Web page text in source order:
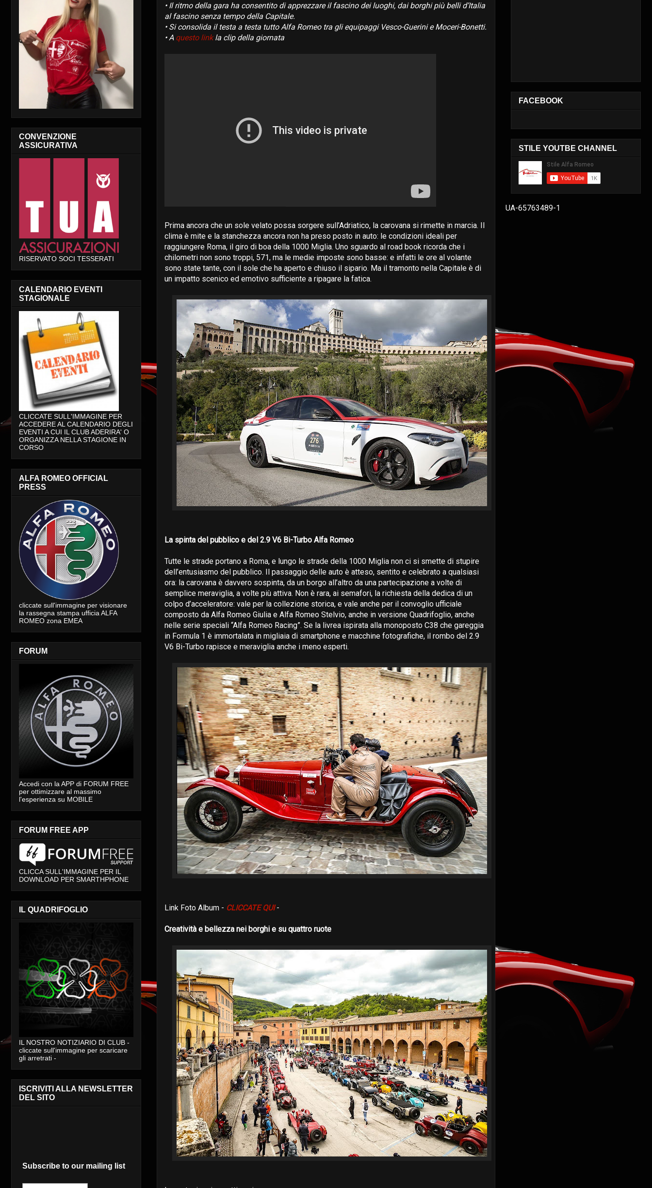
• Il ritmo della gara ha consentito di apprezzare il fascino dei luoghi, dai borghi più belli d’Italia
al fascino senza tempo della Capitale.
• Si consolida il testa a testa tutto Alfa Romeo tra gli equipaggi Vesco-Guerini e Moceri-Bonetti.
• A questo linkla clip della giornata
Prima ancora che un sole velato possa sorgere sull’Adriatico, la carovana si rimette in marcia. Il
clima è mite e la stanchezza ancora non ha preso posto in auto: le condizioni ideali per
raggiungere Roma, il giro di boa della 1000 Miglia. Uno sguardo al road book ricorda che i
chilometri non sono troppi, 571, ma le medie imposte sono basse: e infatti le ore al volante
sono state tante, con il sole che ha aperto e chiuso il sipario. Ma il tramonto nella Capitale è di
un impatto scenico ed emotivo sufficiente a ripagare la fatica.
La spinta del pubblico e del 2.9 V6 Bi-Turbo Alfa Romeo
Tutte le strade portano a Roma, e lungo le strade della 1000 Miglia non ci si smette di stupire
dell’entusiasmo del pubblico. Il passaggio delle auto è atteso, sentito e celebrato a qualsiasi
ora: la carovana è davvero sospinta, da un borgo all’altro da una partecipazione a volte di
semplice meraviglia, a volte più attiva. Non è rara, ai semafori, la richiesta della dedica di un
colpo d’acceleratore: vale per la collezione storica, e vale anche per il convoglio ufficiale
composto da Alfa Romeo Giulia e Alfa Romeo Stelvio, anche in versione Quadrifoglio, anche
nelle serie speciali “Alfa Romeo Racing”. Se la livrea ispirata alla monoposto C38 che gareggia
in Formula 1 è immortalata in migliaia di smartphone e macchine fotografiche, il rombo del 2.9
V6 Bi-Turbo rapisce e meraviglia anche i meno esperti.
Link Foto Album - CLICCATE QUI-
Creatività e bellezza nei borghi e su quattro ruote
CONVENZIONE
ASSICURATIVA
RISERVATO SOCI TESSERATI
CALENDARIO EVENTI
STAGIONALE
CLICCATE SULL'IMMAGINE PER
ACCEDERE AL CALENDARIO DEGLI
EVENTI A CUI IL CLUB ADERIRA' O
ORGANIZZA NELLA STAGIONE IN
CORSO
ALFA ROMEO OFFICIAL
PRESS
cliccate sull'immagine per visionare
la rassegna stampa ufficia ALFA
ROMEO zona EMEA
FORUM
Accedi con la APP di FORUM FREE
per ottimizzare al massimo
l'esperienza su MOBILE
FORUM FREE APP
CLICCA SULL'IMMAGINE PER IL
DOWNLOAD PER SMARTHPHONE
IL QUADRIFOGLIO
IL NOSTRO NOTIZIARIO DI CLUB -
cliccate sull'immagine per scaricare
gli arretrati -
ISCRIVITI ALLA NEWSLETTER
DEL SITO
Subscribe to our mailing list
FACEBOOK
STILE YOUTBE CHANNEL
UA-65763489-1